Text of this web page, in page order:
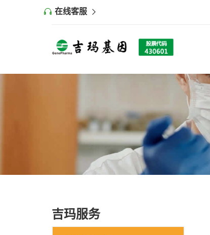
在线客服
吉玛服务